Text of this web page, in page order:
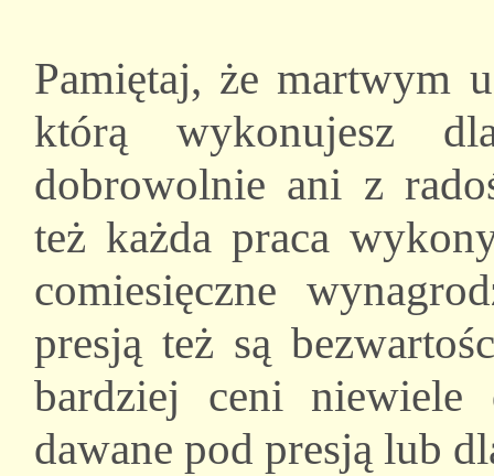
Pamiętaj, że martwym
którą wykonujesz
dobrowolnie ani z
też każda praca
comiesięczne
presją też są
bardziej ceni niewiele
dawane pod presją lub